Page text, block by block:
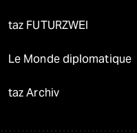
taz FUTURZWEI
Le Monde diplomatique
taz Archiv